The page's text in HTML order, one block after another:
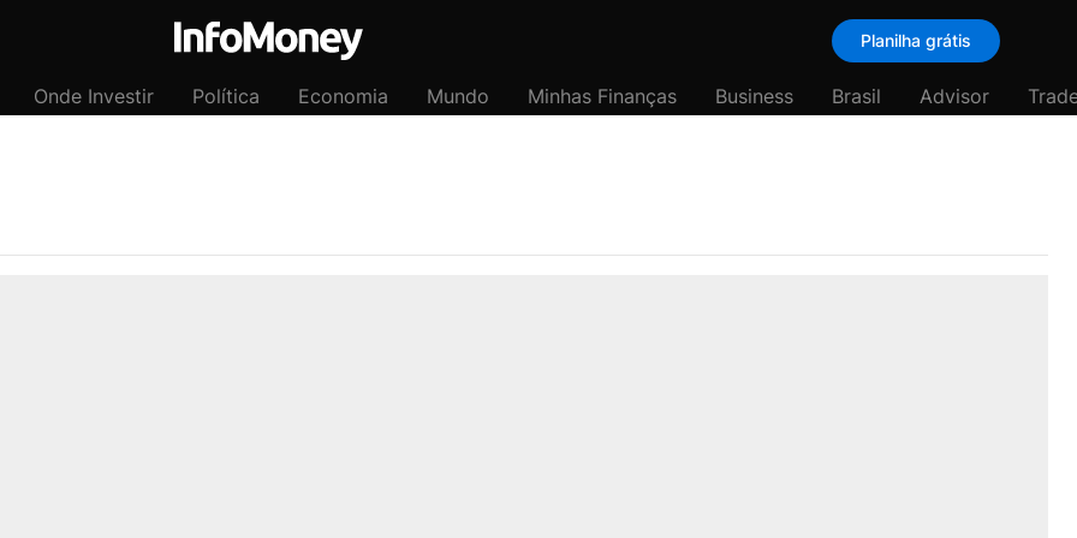
Planilha grátis
Onde Investir Política Economia Mundo Minhas Finanças Business Brasil Advisor